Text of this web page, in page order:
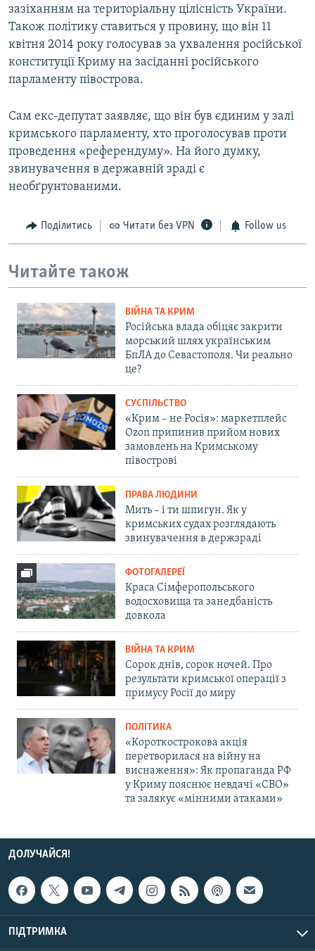
зазіханням на територіальну цілісність України.
Також політику ставиться у провину, що він 11
квітня 2014 року голосував за ухвалення російської
конституції Криму на засіданні російського
парламенту півострова.
Сам екс-депутат заявляє, що він був єдиним у залі
кримського парламенту, хто проголосував проти
проведення «референдуму». На його думку,
звинувачення в державній зраді є
необґрунтованими.
Поділитись Читати без VPN Follow us
Читайте також
ВІЙНА ТА КРИМ
Російська влада обіцяє закрити
морський шлях українським
БпЛА до Севастополя. Чи реально
це?
СУСПІЛЬСТВО
«Крим – не Росія»: маркетплейс
Ozon припинив прийом нових
замовлень на Кримському
півострові
ПРАВА ЛЮДИНИ
Мить – і ти шпигун. Як у
кримських судах розглядають
звинувачення в держзраді
ФОТОГАЛЕРЕЇ
Краса Сімферопольського
водосховища та занедбаність
довкола
ВІЙНА ТА КРИМ
Сорок днів, сорок ночей. Про
результати кримської операції з
примусу Росії до миру
ПОЛІТИКА
«Короткострокова акція
перетворилася на війну на
виснаження»: Як пропаганда РФ
у Криму пояснює невдачі «СВО»
та залякує «мінними атаками»
ДОЛУЧАЙСЯ!
ПІДТРИМКА